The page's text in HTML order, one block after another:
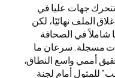
جهات عليا في
الملف نهائيًا، لكن
شاملاً في الصحافة
مسجلة. سرعان ما
أممي واسع النطاق،
للمثول أمام لجنة